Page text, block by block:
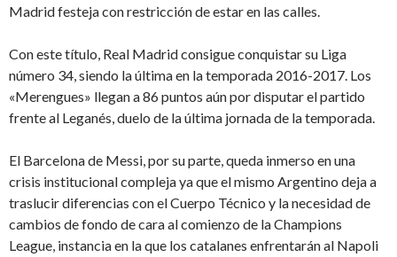
Madrid festeja con restricción de estar en las calles.
Con este título, Real Madrid consigue conquistar su Liga
número 34, siendo la última en la temporada 2016-2017. Los
«Merengues» llegan a 86 puntos aún por disputar el partido
frente al Leganés, duelo de la última jornada de la temporada.
El Barcelona de Messi, por su parte, queda inmerso en una
crisis institucional compleja ya que el mismo Argentino deja a
traslucir diferencias con el Cuerpo Técnico y la necesidad de
cambios de fondo de cara al comienzo de la Champions
League, instancia en la que los catalanes enfrentarán al Napoli